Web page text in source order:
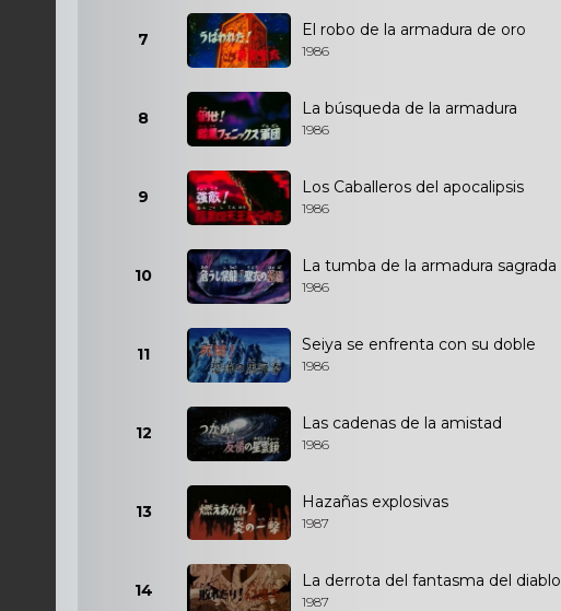
7 El robo de la armadura de oro
1986
8 La búsqueda de la armadura
1986
9 Los Caballeros del apocalipsis
1986
10 La tumba de la armadura sagrada
1986
11 Seiya se enfrenta con su doble
1986
12 Las cadenas de la amistad
1986
13 Hazañas explosivas
1987
14 La derrota del fantasma del diablo
1987